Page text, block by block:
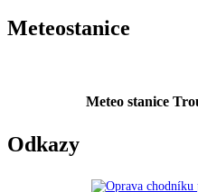
Meteostanice
Meteo stanice
Odkazy